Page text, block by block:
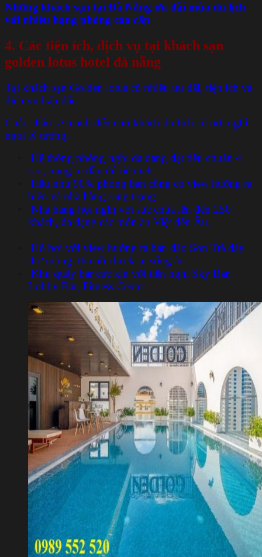
Những khách sạn tại Đà Nẵng ưu đãi mùa du lịch
với nhiều hạng phòng cao cấp
4. Các tiện ích, dịch vụ tại khách sạn
golden lotus hotel đà nẵng
Tại khách sạn Golden lotus có nhiều ưu đãi, tiện ích và
dịch vụ hấp dẫn.
Chắc chắn sẽ manh đến cho khách du lịch có nơi nghỉ
ngơi lý tưởng.
Hệ thống phòng nghỉ đa dạng đạt tiêu chuẩn 4
sao, trang bị đầy đủ tiện ích.
Hầu như 90% phòng ban công có view hướng ra
biển và nhà hàng sang trọng.
Nhà hàng hội nghị với sức chứa lên đến 250
khách, đa dạng các món ăn Việt đến Âu.
Hồ bơi với view hướng ra bán đảo Sơn Trà đầy
thơ mộng, tha hồ check-in sống ảo.
Khu quầy bar cực xịn với tiện nghi Sky Bar,
Lobby Bar, Fitness Center…